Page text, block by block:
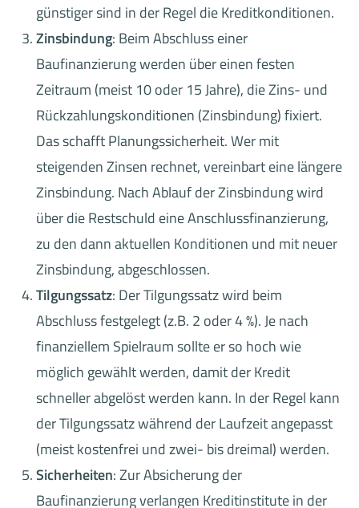
günstiger sind in der Regel die Kreditkonditionen.
Zinsbindung: Beim Abschluss einer
Baufinanzierung werden über einen festen
Zeitraum (meist 10 oder 15 Jahre), die Zins- und
Rückzahlungskonditionen (Zinsbindung) fixiert.
Das schafft Planungssicherheit. Wer mit
steigenden Zinsen rechnet, vereinbart eine längere
Zinsbindung. Nach Ablauf der Zinsbindung wird
über die Restschuld eine Anschlussfinanzierung,
zu den dann aktuellen Konditionen und mit neuer
Zinsbindung, abgeschlossen.
Tilgungssatz: Der Tilgungssatz wird beim
Abschluss festgelegt (z.B. 2 oder 4 %). Je nach
finanziellem Spielraum sollte er so hoch wie
möglich gewählt werden, damit der Kredit
schneller abgelöst werden kann. In der Regel kann
der Tilgungssatz während der Laufzeit angepasst
(meist kostenfrei und zwei- bis dreimal) werden.
Sicherheiten: Zur Absicherung der
Baufinanzierung verlangen Kreditinstitute in der